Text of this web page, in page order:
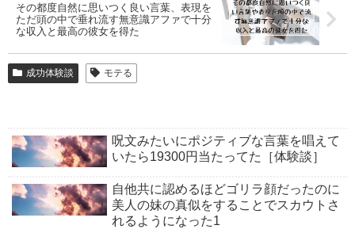
その都度自然に思いつく良い言葉、表現を
ただ頭の中で垂れ流す無意識アファで十分
な収入と最高の彼女を得た
成功体験談 モテる
呪文みたいにポジティブな言葉を唱えて
いたら19300円当たってた［体験談］
自他共に認めるほどゴリラ顔だったのに
美人の妹の真似をすることでスカウトさ
れるようになった1